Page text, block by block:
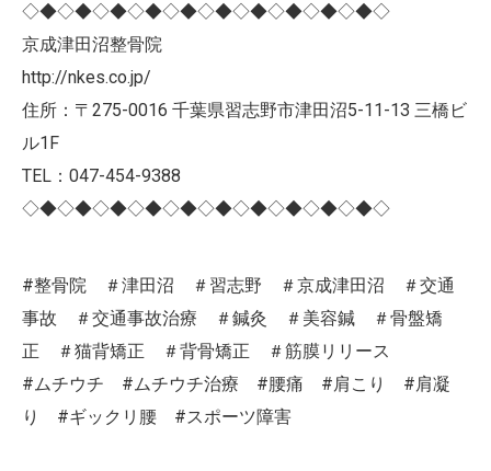
◇◆◇◆◇◆◇◆◇◆◇◆◇◆◇◆◇◆◇◆◇
京成津田沼整骨院
http://nkes.co.jp/
住所：〒275-0016 千葉県習志野市津田沼5-11-13 三橋ビ
ル1F
TEL：047-454-9388
◇◆◇◆◇◆◇◆◇◆◇◆◇◆◇◆◇◆◇◆◇
#整骨院 ＃津田沼 ＃習志野 ＃京成津田沼 ＃交通
事故 ＃交通事故治療 ＃鍼灸 ＃美容鍼 ＃骨盤矯
正 ＃猫背矯正 ＃背骨矯正 ＃筋膜リリース
#ムチウチ #ムチウチ治療 #腰痛 #肩こり #肩凝
り #ギックリ腰 #スポーツ障害